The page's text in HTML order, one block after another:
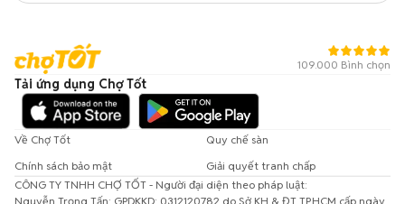
109.000 Bình chọn
Tải ứng dụng Chợ Tốt
Về Chợ Tốt
Quy chế sàn
Chính sách bảo mật
Giải quyết tranh chấp
CÔNG TY TNHH CHỢ TỐT - Người đại diện theo pháp luật:
Nguyễn Trọng Tấn; GPDKKD: 0312120782 do Sở KH & ĐT TP.HCM cấp ngày